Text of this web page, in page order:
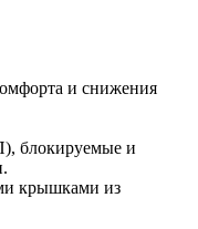
и снижения
блокируемые и
крышками из